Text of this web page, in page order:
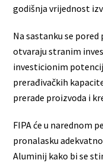
godišnja vrijednost
Na sastanku se
otvaraju stranim
investicionim
prerađivačkih
prerade proizvoda i
FIPA će u narednom
pronalasku
Aluminij kako bi se